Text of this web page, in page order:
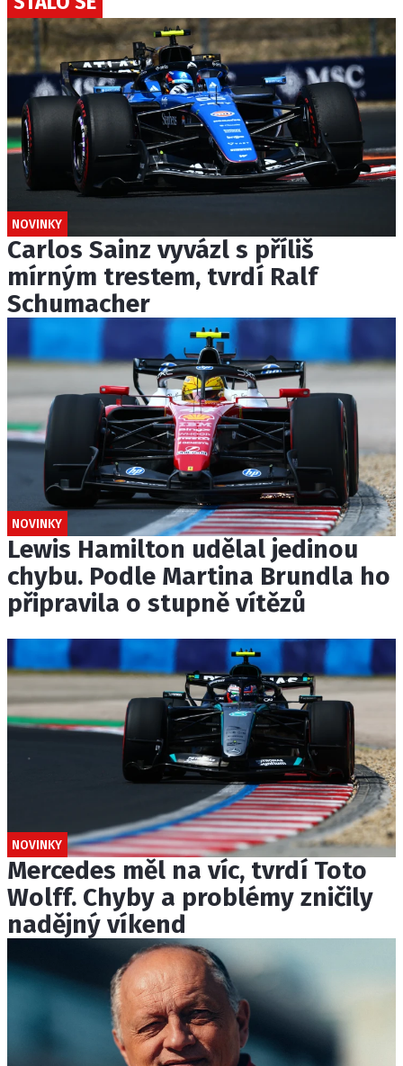
NOVINKY
Carlos Sainz vyvázl s příliš
mírným trestem, tvrdí Ralf
Schumacher
NOVINKY
Lewis Hamilton udělal jedinou
chybu. Podle Martina Brundla ho
připravila o stupně vítězů
NOVINKY
Mercedes měl na víc, tvrdí Toto
Wolff. Chyby a problémy zničily
nadějný víkend